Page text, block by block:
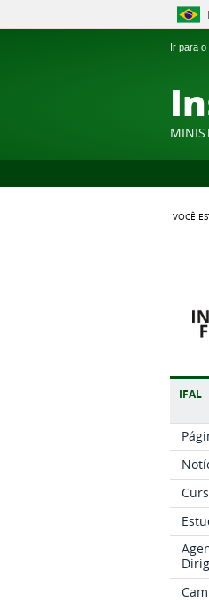
Ir para o
VOCÊ
IFAL